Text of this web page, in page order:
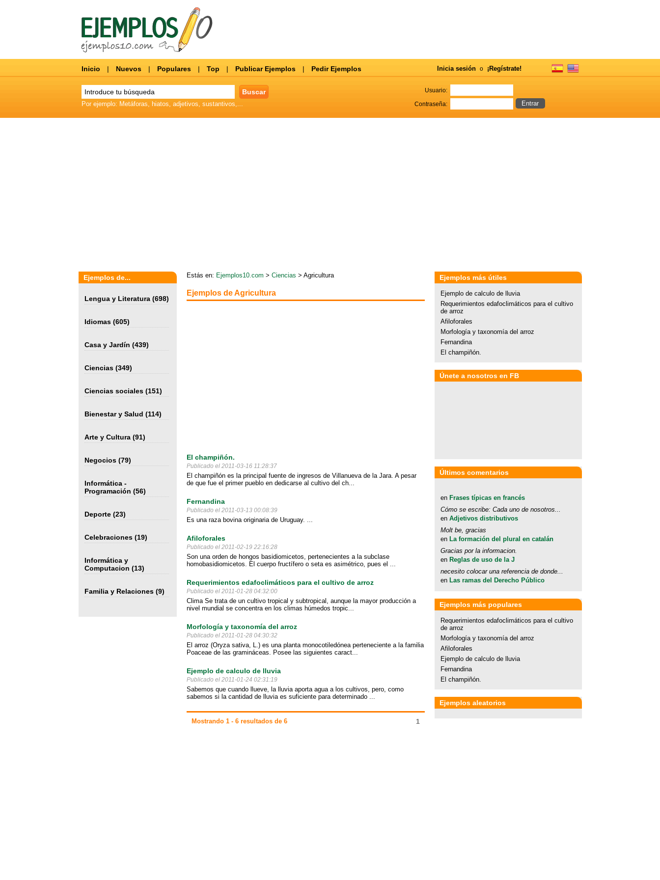
Inicia sesión o ¡Regístrate!
Usuario:
Contraseña:
Inicio | Nuevos | Populares | Top | Publicar Ejemplos | Pedir Ejemplos
Por ejemplo: Metáforas, hiatos, adjetivos, sustantivos,...
Ejemplos de...
Lengua y Literatura(698)
Idiomas(605)
Casa y Jardín (439)
Ciencias(349)
Ciencias sociales(151)
Bienestar y Salud (114)
Arte y Cultura(91)
Negocios(79)
Informática -
Programación (56)
Deporte(23)
Celebraciones(19)
Informática y
Computacion (13)
Familia y Relaciones(9)
Estás en: Ejemplos10.com > Ciencias > Agricultura
Ejemplos de Agricultura
El champiñón.
Publicado el 2011-03-16 11:28:37
El champiñón es la principal fuente de ingresos de Villanueva de la Jara. A pesar
de que fue el primer pueblo en dedicarse al cultivo del ch...
Fernandina
Publicado el 2011-03-13 00:08:39
Es una raza bovina originaria de Uruguay. ...
Afiloforales
Publicado el 2011-02-19 22:16:28
Son una orden de hongos basidiomicetos, pertenecientes a la subclase
homobasidiomicetos. El cuerpo fructífero o seta es asimétrico, pues el ...
Requerimientos edafoclimáticos para el cultivo de arroz
Publicado el 2011-01-28 04:32:00
Clima Se trata de un cultivo tropical y subtropical, aunque la mayor producción a
nivel mundial se concentra en los climas húmedos tropic...
Morfología y taxonomía del arroz
Publicado el 2011-01-28 04:30:32
El arroz (Oryza sativa, L.) es una planta monocotiledónea perteneciente a la familia
Poaceae de las gramináceas. Posee las siguientes caract...
Ejemplo de calculo de lluvia
Publicado el 2011-01-24 02:31:19
Sabemos que cuando llueve, la lluvia aporta agua a los cultivos, pero, como
sabemos si la cantidad de lluvia es suficiente para determinado ...
Mostrando 1 - 6 resultados de 6 1
Ejemplos más útiles
Ejemplo de calculo de lluvia
Requerimientos edafoclimáticos para el cultivo
de arroz
Afiloforales
Morfología y taxonomía del arroz
Fernandina
El champiñón.
Únete a nosotros en FB
Últimos comentarios
en Frases típicas en francés
Cómo se escribe: Cada uno de nosotros...
en Adjetivos distributivos
Molt be, gracias
en La formación del plural en catalán
Gracias por la informacion.
en Reglas de uso de la J
necesito colocar una referencia de donde...
en Las ramas del Derecho Público
Ejemplos más populares
Requerimientos edafoclimáticos para el cultivo
de arroz
Morfología y taxonomía del arroz
Afiloforales
Ejemplo de calculo de lluvia
Fernandina
El champiñón.
Ejemplos aleatorios